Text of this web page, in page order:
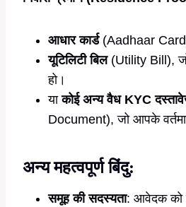
आधार कार्ड(Aadhaar
यूटिलिटी बिल(Utility Bill), जो
हो।
याकोई अन्य वैध KYC
Document), जो आपके
अन्य महत्वपूर्ण बिंदु:
समूह की सदस्यता: आवेदक को